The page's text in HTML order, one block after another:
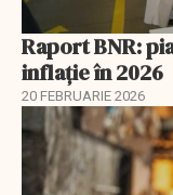
Raport BNR:
inflație în 2026
20 FEBRUARIE 2026